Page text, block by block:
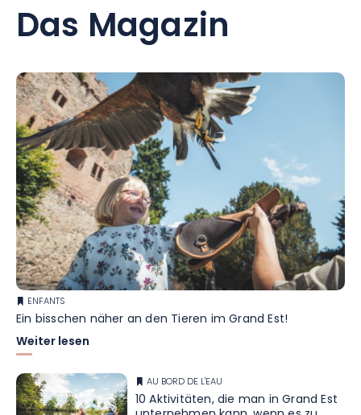
Das Magazin
ENFANTS
Ein bisschen näher an den Tieren im Grand Est!
Weiter lesen
AU BORD DE L'EAU
10 Aktivitäten, die man in Grand Est